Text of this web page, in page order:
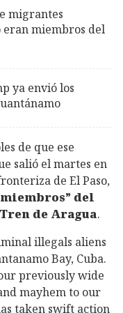
migrantes
eran miembros del
ya envió los
de que ese
salió el martes en
de El Paso,
del
de Aragua.
illegals aliens
Bay, Cuba.
previously wide
mayhem to our
taken swift action